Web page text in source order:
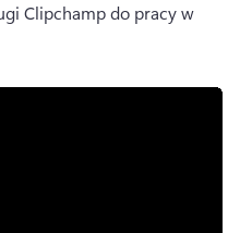
Clipchamp do pracy w